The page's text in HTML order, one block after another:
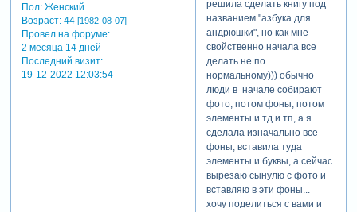
Пол:Женский
Возраст:44 [1982-08-07]
Провел на форуме:
2 месяца 14 дней
Последний визит:
19-12-2022 12:03:54
решила сделать книгу под
названием "азбука для
андрюшки", но как мне
свойственно начала все
делать не по
нормальному))) обычно
люди в начале собирают
фото, потом фоны, потом
элементы и тд и тп, а я
сделала изначально все
фоны, вставила туда
элементы и буквы, а сейчас
вырезаю сынулю с фото и
вставляю в эти фоны...
хочу поделиться с вами и